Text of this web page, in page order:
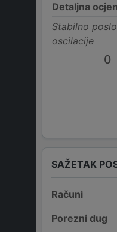
Detaljna
Stabilno
oscilacije
0
SAŽETAK
Računi
Porezni dug